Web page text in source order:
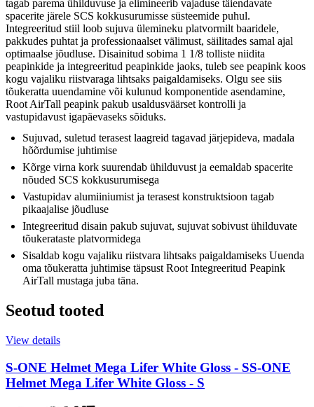
tagab parema ühilduvuse ja elimineerib vajaduse täiendavate
spacerite järele SCS kokkusurumisse süsteemide puhul.
Integreeritud stiil loob sujuva ülemineku platvormilt baaridele,
pakkudes puhtat ja professionaalset välimust, säilitades samal ajal
optimaalse jõudluse. Disainitud sobima 1 1/8 tolliste niidita
peapinkide ja integreeritud peapinkide jaoks, tuleb see peapink koos
kogu vajaliku riistvaraga lihtsaks paigaldamiseks. Olgu see siis
tõukeratta uuendamine või kulunud komponentide asendamine,
Root AirTall peapink pakub usaldusväärset kontrolli ja
vastupidavust igapäevaseks sõiduks.
Sujuvad, suletud terasest laagreid tagavad järjepideva, madala
hõõrdumise juhtimise
Kõrge virna kork suurendab ühilduvust ja eemaldab spacerite
nõuded SCS kokkusurumisega
Vastupidav alumiiniumist ja terasest konstruktsioon tagab
pikaajalise jõudluse
Integreeritud disain pakub sujuvat, sujuvat sobivust ühilduvate
tõukerataste platvormidega
Sisaldab kogu vajaliku riistvara lihtsaks paigaldamiseks Uuenda
oma tõukeratta juhtimise täpsust Root Integreeritud Peapink
AirTall mustaga juba täna.
Seotud tooted
View details
S-ONE Helmet Mega Lifer White Gloss - SS-ONE
Helmet Mega Lifer White Gloss - S